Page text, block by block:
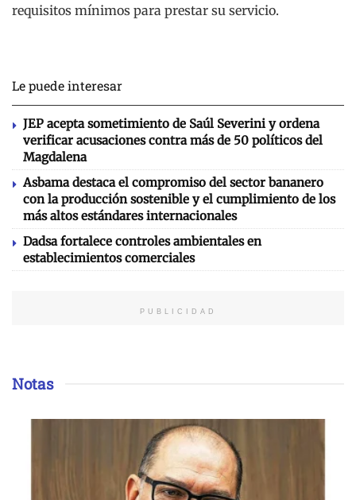
requisitos mínimos para prestar su servicio.
Le puede interesar
JEP acepta sometimiento de Saúl Severini y ordena
verificar acusaciones contra más de 50 políticos del
Magdalena
Asbama destaca el compromiso del sector bananero
con la producción sostenible y el cumplimiento de los
más altos estándares internacionales
Dadsa fortalece controles ambientales en
establecimientos comerciales
PUBLICIDAD
Notas